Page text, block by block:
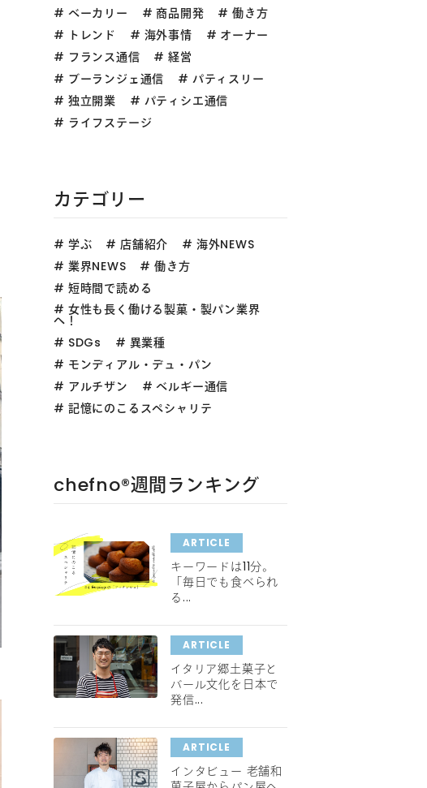
ベーカリー
商品開発
働き方
トレンド
海外事情
オーナー
フランス通信
経営
ブーランジェ通信
パティスリー
独立開業
パティシエ通信
ライフステージ
カテゴリー
学ぶ 店舗紹介
海外NEWS
業界NEWS
働き方
短時間で読める
女性も長く働ける製菓・製パン業界
へ！
SDGs
異業種
モンディアル・デュ・パン
アルチザン
ベルギー通信
記憶にのこるスペシャリテ
chefno®︎週間ランキング
ARTICLE
キーワードは11分。
「毎日でも食べられ
る...
ARTICLE
イタリア郷土菓子と
バール文化を日本で
発信...
ARTICLE
インタビュー 老舗和